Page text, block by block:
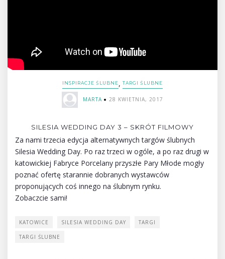
INSPIRACJE ŚLUBNE, TARGI ŚLUBNE
MARTA 28 KWIETNIA, 2017
SILESIA WEDDING DAY 3 – SKRÓT FILMOWY
Za nami trzecia edycja alternatywnych targów ślubnych
Silesia Wedding Day. Po raz trzeci w ogóle, a po raz drugi w
katowickiej Fabryce Porcelany przyszłe Pary Młode mogły
poznać ofertę starannie dobranych wystawców
proponujących coś innego na ślubnym rynku.
Zobaczcie sami!
KATOWICE SILESIA WEDDING DAY TARGI
TARGI ŚLUBNE